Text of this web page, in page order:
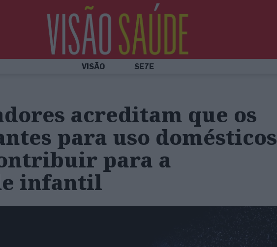
VISÃO SE7E
acreditam que os
para uso domésticos
para a
infantil